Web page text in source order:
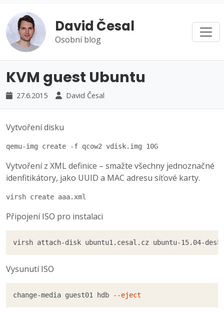
David Česal
Osobní blog
KVM guest Ubuntu
27.6.2015 David Česal
Vytvoření disku
qemu-img create -f qcow2 vdisk.img 10G
Vytvoření z XML definice – smažte všechny jednoznačné
idenfitikátory, jako UUID a MAC adresu síťové karty.
virsh create aaa.xml
Připojení ISO pro instalaci
virsh attach-disk ubuntu1.cesal.cz ubuntu-15.04-
Vysunutí ISO
change-media guest01 hdb --eject